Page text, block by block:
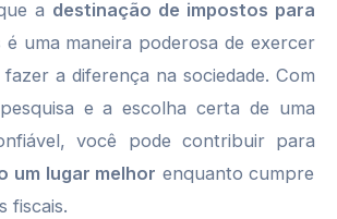
a destinação de impostos para
é uma maneira poderosa de exercer
fazer a diferença na sociedade. Com
e a escolha certa de uma
você pode contribuir para
um lugar melhor enquanto cumpre
fiscais.